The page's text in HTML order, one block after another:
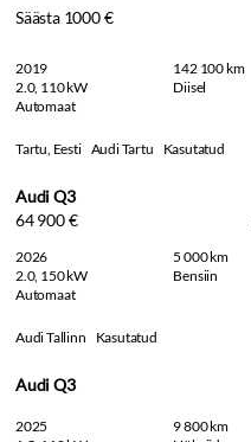
Säästa 1000 €
2019
142 100 km
2.0, 110 kW
Diisel
Automaat
Tartu, Eesti Audi Tartu Kasutatud
Audi Q3
64 900 €
2026
5 000 km
2.0, 150 kW
Bensiin
Automaat
Audi Tallinn Kasutatud
Audi Q3
2025
9 800 km